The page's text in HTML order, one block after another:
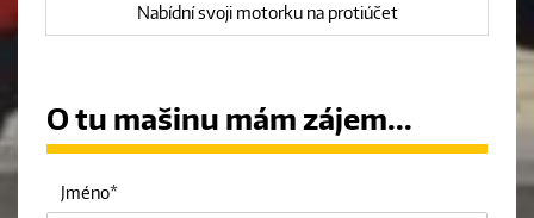
Nabídní svoji motorku na protiúčet
O tu mašinu mám zájem...
Jméno